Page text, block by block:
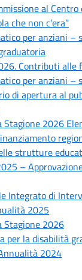
al Centro
che non c’era”
per anziani –
Contributi alle
per anziani –
di apertura al
Stagione 2026
strutture
–
Integrato di
2025
Stagione 2026
per la disabilità
2024